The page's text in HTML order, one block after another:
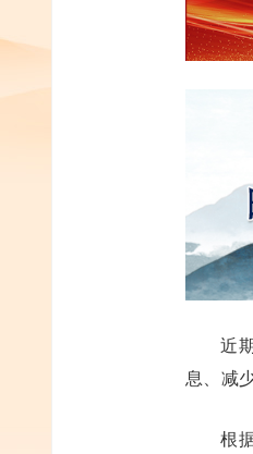
近
息、减
根